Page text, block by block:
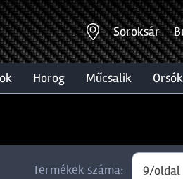
Soroksár
horog műcsalik orsók
Termékek száma: 9/oldal